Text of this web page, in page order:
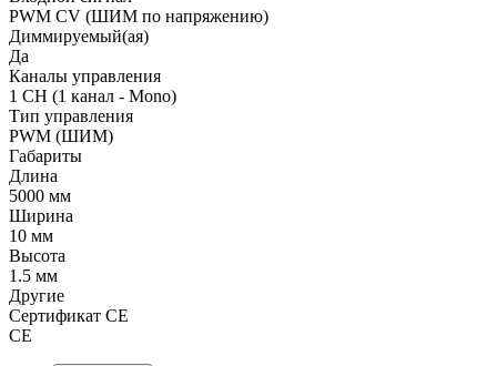
PWM СV (ШИМ по напряжению)
Диммируемый(ая)
Да
Каналы управления
1 CH (1 канал - Mono)
Тип управления
PWM (ШИМ)
Габариты
Длина
5000 мм
Ширина
10 мм
Высота
1.5 мм
Другие
Сертификат CE
CE